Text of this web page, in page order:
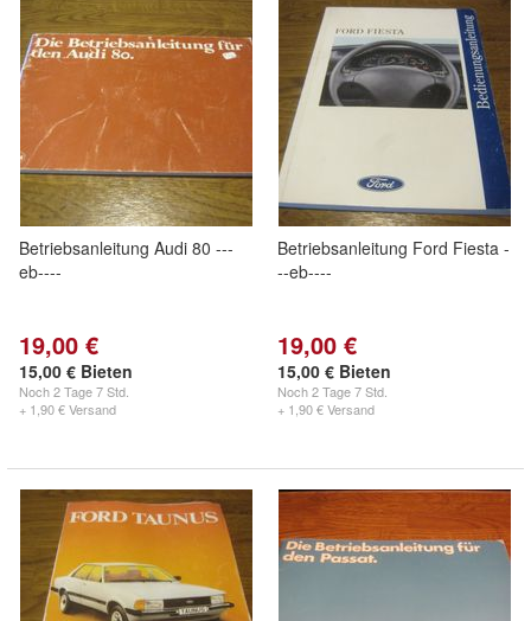
Betriebsanleitung Audi 80 ---
eb----
19,00 €
15,00 € Bieten
Noch2 Tage 7 Std.
+ 1,90 € Versand
Betriebsanleitung Ford Fiesta -
--eb----
19,00 €
15,00 € Bieten
Noch2 Tage 7 Std.
+ 1,90 € Versand